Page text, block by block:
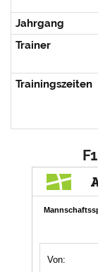
Jahrgang
Trainer
Trainingszeiten